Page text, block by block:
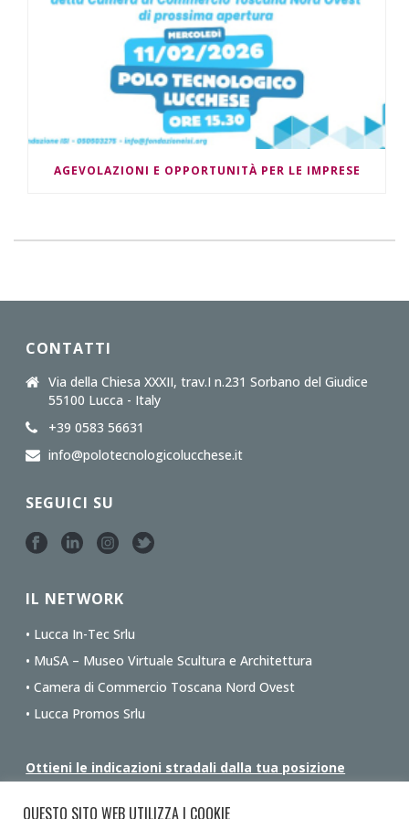
AGEVOLAZIONI E OPPORTUNITÀ PER LE IMPRESE
CONTATTI
Via della Chiesa XXXII, trav.I n.231 Sorbano del Giudice
55100 Lucca - Italy
+39 0583 56631
info@polotecnologicolucchese.it
SEGUICI SU
IL NETWORK
• Lucca In-Tec Srlu
• MuSA – Museo Virtuale Scultura e Architettura
• Camera di Commercio Toscana Nord Ovest
• Lucca Promos Srlu
Ottieni le indicazioni stradali dalla tua posizione
QUESTO SITO WEB UTILIZZA I COOKIE